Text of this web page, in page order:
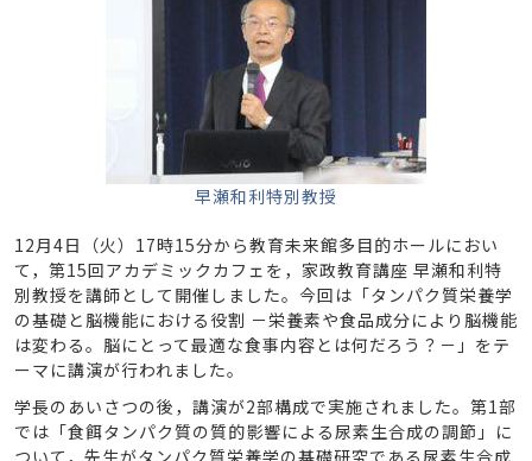
早瀬和利特別教授
12月4日（火）17時15分から教育未来館多目的ホールにおい
て，第15回アカデミックカフェを，家政教育講座 早瀬和利特
別教授を講師として開催しました。今回は「タンパク質栄養学
の基礎と脳機能における役割 －栄養素や食品成分により脳機能
は変わる。脳にとって最適な食事内容とは何だろう？－」をテ
ーマに講演が行われました。
学長のあいさつの後，講演が2部構成で実施されました。第1部
では「食餌タンパク質の質的影響による尿素生合成の調節」に
ついて，先生がタンパク質栄養学の基礎研究である尿素生合成